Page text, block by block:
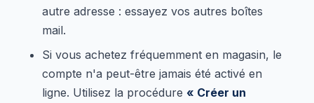
autre adresse : essayez vos autres boîtes
mail.
Si vous achetez fréquemment en magasin, le
compte n'a peut-être jamais été activé en
ligne. Utilisez la procédure « Créer un